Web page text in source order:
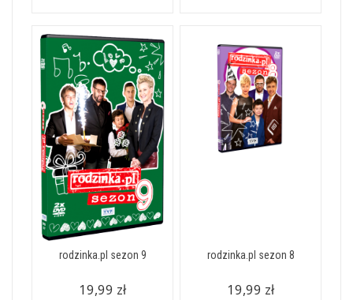
rodzinka.pl sezon 9
19,99 zł
rodzinka.pl sezon 8
19,99 zł